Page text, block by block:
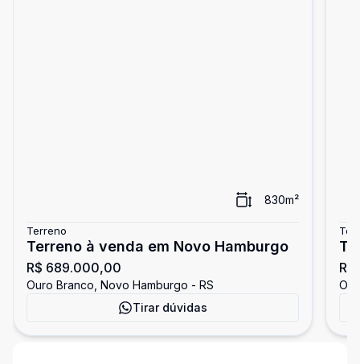
830m²
Terreno
Terreno à venda em Novo Hamburgo
R$ 689.000,00
Ouro Branco, Novo Hamburgo - RS
Tirar dúvidas